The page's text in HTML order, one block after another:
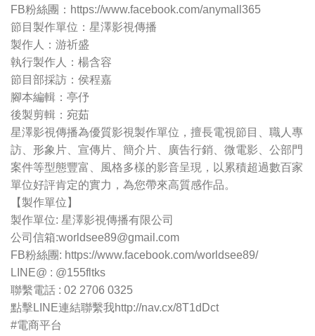
FB粉絲團：https://www.facebook.com/anymall365
節目製作單位：星澤影視傳播
製作人：游祈盛
執行製作人：楊含容
節目部採訪：侯程嘉
腳本編輯：亭伃
後製剪輯：宛茹
星澤影視傳播為優質影視製作單位，擅長電視節目、職人專
訪、形象片、宣傳片、簡介片、廣告行銷、微電影、公部門
案件等型態豐富、風格多樣的影音呈現，以累積超過數百家
單位好評肯定的實力，為您帶來高質感作品。
【製作單位】
製作單位: 星澤影視傳播有限公司
公司信箱:worldsee89@gmail.com
FB粉絲團: https://www.facebook.com/worldsee89/
LINE@ : @155fltks
聯繫電話 : 02 2706 0325
點擊LINE連結聯繫我http://nav.cx/8T1dDct
#電商平台